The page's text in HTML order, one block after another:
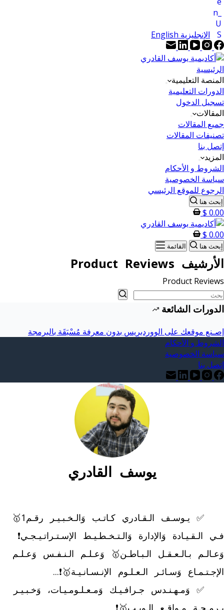
الإنجليزية English
الرئيسية
المنصة التعليمية
الدورات التعليمية
تسجيل الدخول
المقالات
جميع المقالات
تصنيفات المقالات
إتصل بنا
المزيد
الشروط و الأحكام
سياسة الخصوصية
الرجوع للموقع الرئيسي
إبحث هنا
0.00
$
0.00
$
إبحث هنا القائمة
الأرشيف
Product Reviews
الدورات الشائعة
إصـنع موقعك على الووردبرِيس بدون معرفة مُسْبَقَة بالبرمجة
الشروط و الأحكام
سياسة الخصوصية
إتصل بنا
يوسف القادري